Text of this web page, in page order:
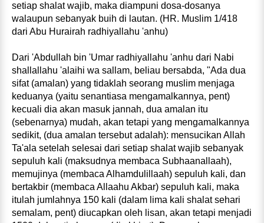
setiap shalat wajib, maka diampuni dosa-dosanya
walaupun sebanyak buih di lautan. (HR. Muslim 1/418
dari Abu Hurairah radhiyallahu 'anhu)
Dari 'Abdullah bin 'Umar radhiyallahu 'anhu dari Nabi
shallallahu 'alaihi wa sallam, beliau bersabda, "Ada dua
sifat (amalan) yang tidaklah seorang muslim menjaga
keduanya (yaitu senantiasa mengamalkannya, pent)
kecuali dia akan masuk jannah, dua amalan itu
(sebenarnya) mudah, akan tetapi yang mengamalkannya
sedikit, (dua amalan tersebut adalah): mensucikan Allah
Ta'ala setelah selesai dari setiap shalat wajib sebanyak
sepuluh kali (maksudnya membaca Subhaanallaah),
memujinya (membaca Alhamdulillaah) sepuluh kali, dan
bertakbir (membaca Allaahu Akbar) sepuluh kali, maka
itulah jumlahnya 150 kali (dalam lima kali shalat sehari
semalam, pent) diucapkan oleh lisan, akan tetapi menjadi